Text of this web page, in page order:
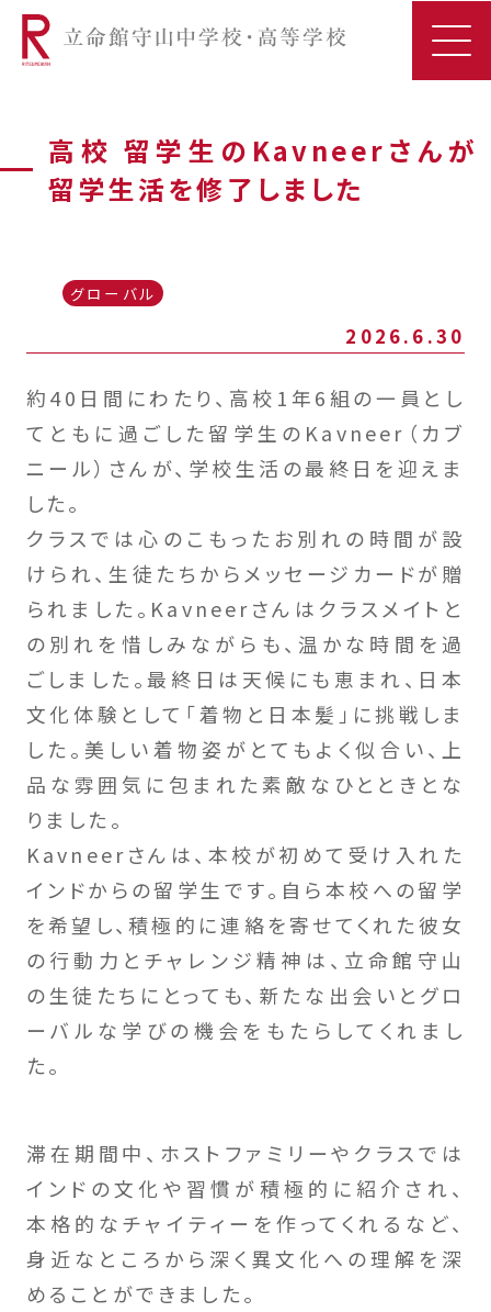
高校 留学生のKavneerさんが
留学生活を修了しました
グローバル
2026.6.30
約40日間にわたり、高校1年6組の一員とし
てともに過ごした留学生のKavneer（カブ
ニール）さんが、学校生活の最終日を迎えま
した。
クラスでは心のこもったお別れの時間が設
けられ、生徒たちからメッセージカードが贈
られました。Kavneerさんはクラスメイトと
の別れを惜しみながらも、温かな時間を過
ごしました。最終日は天候にも恵まれ、日本
文化体験として「着物と日本髪」に挑戦しま
した。美しい着物姿がとてもよく似合い、上
品な雰囲気に包まれた素敵なひとときとな
りました。
Kavneerさんは、本校が初めて受け入れた
インドからの留学生です。自ら本校への留学
を希望し、積極的に連絡を寄せてくれた彼女
の行動力とチャレンジ精神は、立命館守山
の生徒たちにとっても、新たな出会いとグロ
ーバルな学びの機会をもたらしてくれまし
た。
滞在期間中、ホストファミリーやクラスでは
インドの文化や習慣が積極的に紹介され、
本格的なチャイティーを作ってくれるなど、
身近なところから深く異文化への理解を深
めることができました。